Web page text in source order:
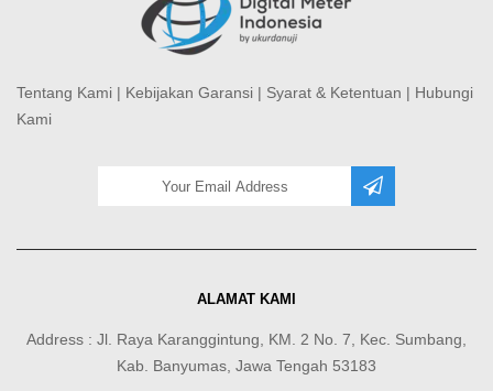
Tentang Kami | Kebijakan Garansi | Syarat & Ketentuan | Hubungi
Kami
ALAMAT KAMI
Address : Jl. Raya Karanggintung, KM. 2 No. 7, Kec. Sumbang,
Kab. Banyumas, Jawa Tengah 53183